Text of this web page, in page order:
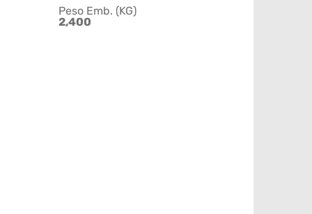
Peso Emb. (KG)
2,400